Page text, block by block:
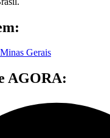
Minas Gerais
AGORA: